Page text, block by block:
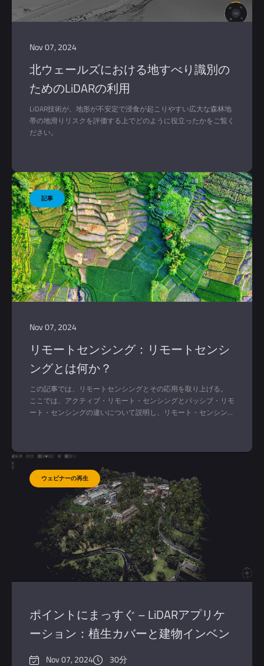
Nov 07, 2024
北ウェールズにおける地すべり識別の
ためのLiDARの利用
LiDAR技術が、地形が不安定で浸食が起こりやすい広大な森林地
帯の地滑りリスクを評価する上でどのように役立ったかをご覧く
ださい。
Nov 07, 2024
リモートセンシング：リモートセンシ
ングとは何か？
この記事では、リモートセンシングとその応用を取り上げる。
ここでは、アクティブ・リモート・センシングとパッシブ・リモ
ート・センシングの違いについて説明し、リモート・センシング
ポイントにまっすぐ – LiDARアプリケ
ーション：植生カバーと建物インベン
トリの検証
Nov 07, 2024 30分